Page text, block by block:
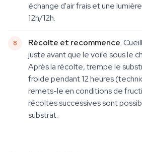
échange d'air frais et une
12h/12h.
Récolte et recommence.
juste avant que le voile sous le
Après la récolte, trempe le
froide pendant 12 heures
remets-le en conditions de
récoltes successives sont
substrat.